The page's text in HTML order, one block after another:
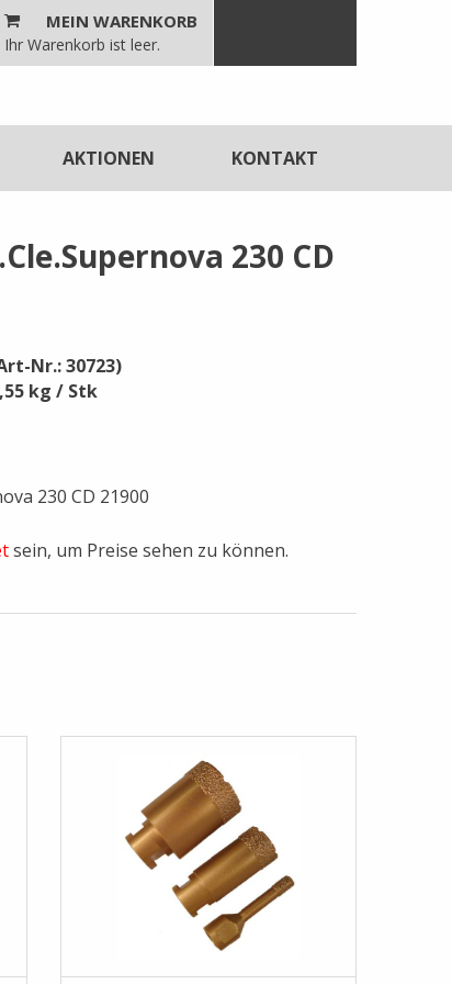
MEIN WARENKORB
Ihr Warenkorb ist leer.
AKTIONEN KONTAKT
230 CD
Nr.: 30723)
kg / Stk
230 CD 21900
sein, um Preise sehen zu können.